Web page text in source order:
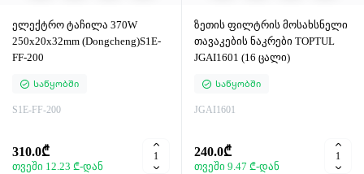
ელექტრო ტაჩილა 370W
250x20x32mm (Dongcheng)S1E-
FF-200
Საწყობში
S1E-FF-200
310.0₾
თვეში 12.23 ₾-დან
ზეთის ფილტრის მოსახსნელი
თავაკების ნაკრები TOPTUL
JGAI1601 (16 ცალი)
Საწყობში
JGAI1601
240.0₾
თვეში 9.47 ₾-დან